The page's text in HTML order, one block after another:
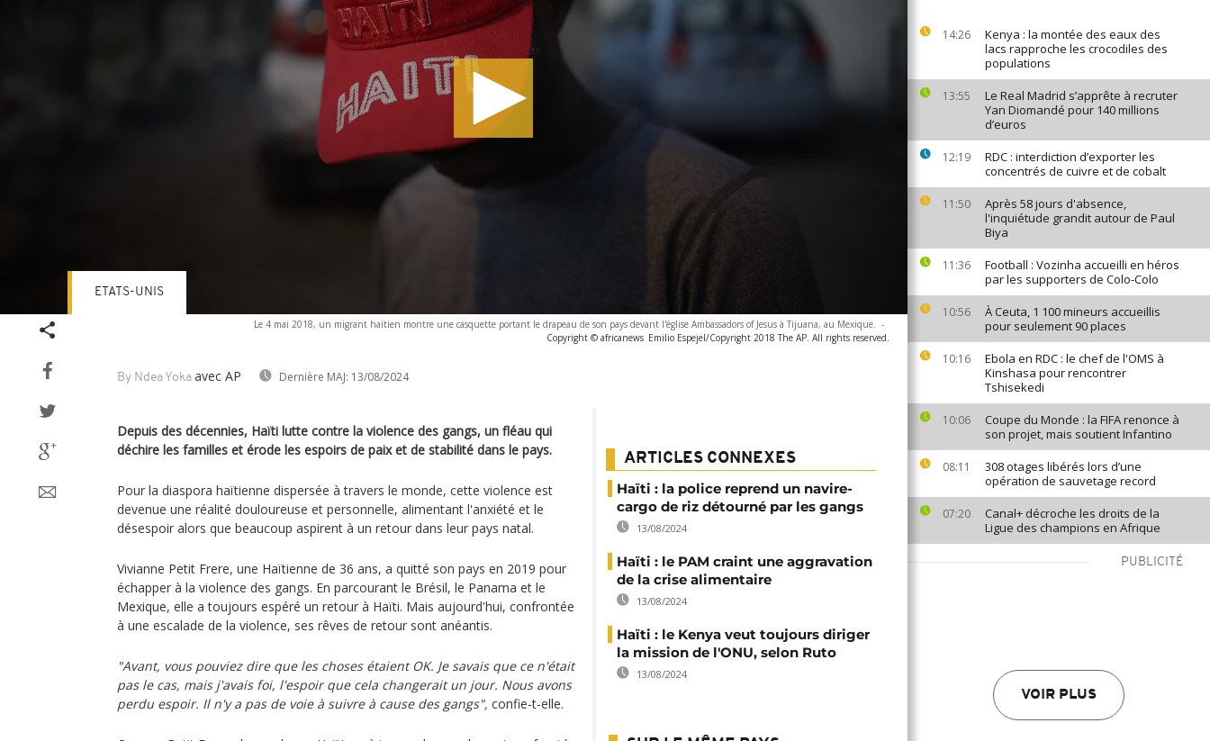
14:26
Kenya : la montée des eaux des
lacs rapproche les crocodiles des
populations
13:55
Le Real Madrid s’apprête à recruter
Yan Diomandé pour 140 millions
d’euros
12:19
RDC : interdiction d’exporter les
concentrés de cuivre et de cobalt
11:50
Après 58 jours d'absence,
l'inquiétude grandit autour de Paul
Biya
11:36
Football : Vozinha accueilli en héros
par les supporters de Colo-Colo
10:56
À Ceuta, 1 100 mineurs accueillis
pour seulement 90 places
10:16
Ebola en RDC : le chef de l'OMS à
Kinshasa pour rencontrer
Tshisekedi
10:06
Coupe du Monde : la FIFA renonce à
son projet, mais soutient Infantino
08:11
308 otages libérés lors d’une
opération de sauvetage record
07:20
Canal+ décroche les droits de la
Ligue des champions en Afrique
PUBLICITÉ
VOIR PLUS
Le 4 mai 2018, un migrant haïtien montre une casquette portant le drapeau de son pays devant l'église Ambassadors of Jesus à Tijuana, au Mexique. -
Copyright © africanews Emilio Espejel/Copyright 2018 The AP. All rights reserved.
By Ndea Yoka avec AP Dernière MAJ: 13/08/2024
ETATS-UNIS
Depuis des décennies, Haïti lutte contre la violence des gangs, un fléau qui
déchire les familles et érode les espoirs de paix et de stabilité dans le pays.
Pour la diaspora haïtienne dispersée à travers le monde, cette violence est
devenue une réalité douloureuse et personnelle, alimentant l'anxiété et le
désespoir alors que beaucoup aspirent à un retour dans leur pays natal.
Vivianne Petit Frere, une Haïtienne de 36 ans, a quitté son pays en 2019 pour
échapper à la violence des gangs. En parcourant le Brésil, le Panama et le
Mexique, elle a toujours espéré un retour à Haïti. Mais aujourd'hui, confrontée
à une escalade de la violence, ses rêves de retour sont anéantis.
"Avant, vous pouviez dire que les choses étaient OK. Je savais que ce n'était
pas le cas, mais j'avais foi, l'espoir que cela changerait un jour. Nous avons
perdu espoir. Il n'y a pas de voie à suivre à cause des gangs", confie-t-elle.
ARTICLES CONNEXES
Haïti : la police reprend un navire-
cargo de riz détourné par les gangs
13/08/2024
Haïti : le PAM craint une aggravation
de la crise alimentaire
13/08/2024
Haïti : le Kenya veut toujours diriger
la mission de l'ONU, selon Ruto
13/08/2024